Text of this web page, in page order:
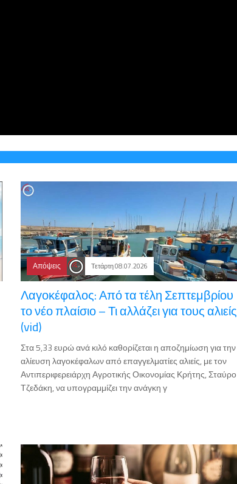
Απόψεις Τετάρτη 08.07.2026
Λαγοκέφαλος: Από τα τέλη Σεπτεμβρίου
το νέο πλαίσιο – Τι αλλάζει για τους αλιείς
(vid)
Στα 5,33 ευρώ ανά κιλό καθορίζεται η αποζημίωση για την
αλίευση λαγοκέφαλων από επαγγελματίες αλιείς, με τον
Αντιπεριφερειάρχη Αγροτικής Οικονομίας Κρήτης, Σταύρο
Τζεδάκη, να υπογραμμίζει την ανάγκη γ